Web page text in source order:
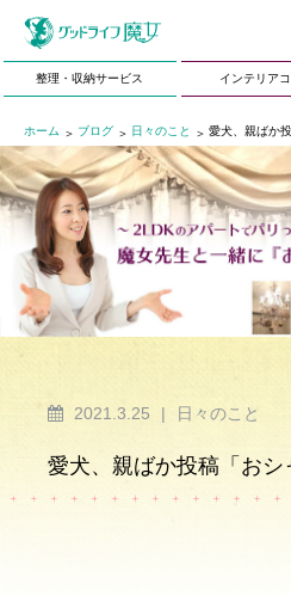
整理・収納サービス インテリア
ホーム ブログ 日々のこと 愛犬、親ばか
2021.3.25 | 日々のこと
愛犬、親ばか投稿「おシ